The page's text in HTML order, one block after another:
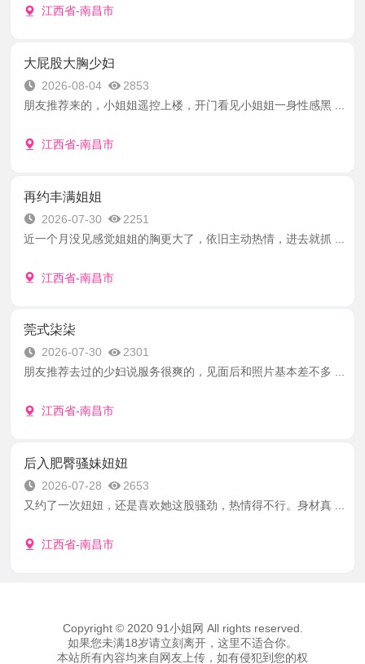
江西省-南昌市
大屁股大胸少妇
2026-08-04
2853
朋友推荐来的，小姐姐遥控上楼，开门看见小姐姐一身性感黑 ...
江西省-南昌市
再约丰满姐姐
2026-07-30
2251
近一个月没见感觉姐姐的胸更大了，依旧主动热情，进去就抓 ...
江西省-南昌市
莞式柒柒
2026-07-30
2301
朋友推荐去过的少妇说服务很爽的，见面后和照片基本差不多 ...
江西省-南昌市
后入肥臀骚妹妞妞
2026-07-28
2653
又约了一次妞妞，还是喜欢她这股骚劲，热情得不行。身材真 ...
江西省-南昌市
Copyright © 2020 91小姐网 All rights reserved.
如果您未满18岁请立刻离开，这里不适合你。
本站所有內容均来自网友上传，如有侵犯到您的权